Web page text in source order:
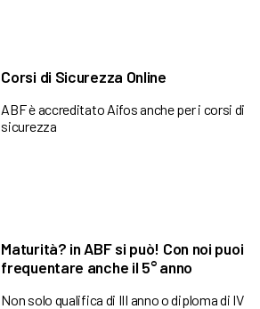
Corsi di Sicurezza Online
ABF è accreditato Aifos anche per i corsi di
sicurezza
Maturità? in ABF si può! Con noi puoi
frequentare anche il 5° anno
Non solo qualifica di III anno o diploma di IV